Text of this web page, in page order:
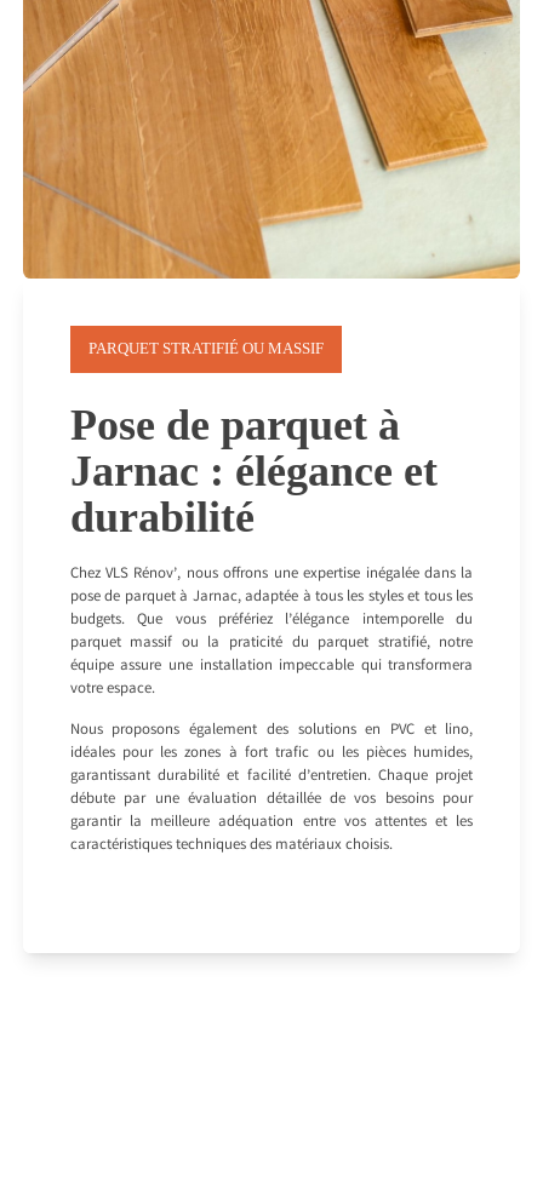
PARQUET STRATIFIÉ OU MASSIF
Pose de parquet à
Jarnac : élégance et
durabilité
Chez VLS Rénov’, nous offrons une expertise inégalée dans la
pose de parquet à Jarnac, adaptée à tous les styles et tous les
budgets. Que vous préfériez l’élégance intemporelle du
parquet massif ou la praticité du parquet stratifié, notre
équipe assure une installation impeccable qui transformera
votre espace.
Nous proposons également des solutions en PVC et lino,
idéales pour les zones à fort trafic ou les pièces humides,
garantissant durabilité et facilité d’entretien. Chaque projet
débute par une évaluation détaillée de vos besoins pour
garantir la meilleure adéquation entre vos attentes et les
caractéristiques techniques des matériaux choisis.